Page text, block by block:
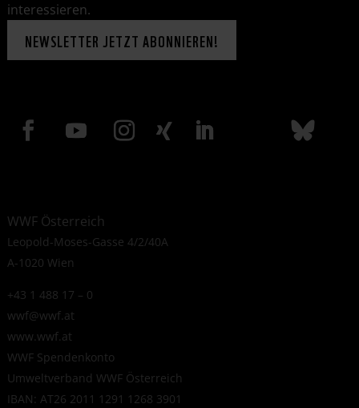
interessieren.
NEWSLETTER JETZT ABONNIEREN!
WWF Österreich
Leopold-Moses-Gasse 4/2/40A
A-1020 Wien
+43 1 488 17 – 0
wwf@wwf.at
www.wwf.at
WWF Spendenkonto
Umweltverband WWF Österreich
IBAN: AT26 2011 1291 1268 3901